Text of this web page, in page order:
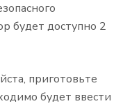
будет доступно 2
приготовьте
будет ввести